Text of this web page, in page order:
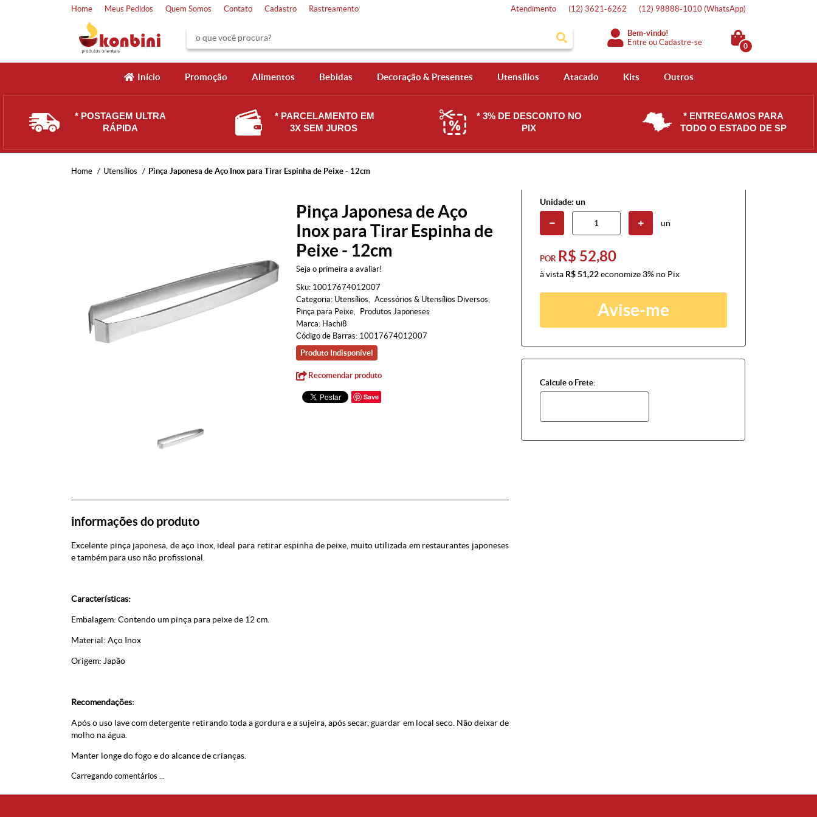
Home Meus Pedidos Quem Somos Contato Cadastro Rastreamento Atendimento (12) 3621-6262 (12) 98888-1010 (WhatsApp)
Bem-vindo!
Entre ouCadastre-se 0
Início Promoção Alimentos Bebidas Decoração & Presentes Utensílios Atacado Kits Outros
* POSTAGEM ULTRA
RÁPIDA
* PARCELAMENTO EM
3X SEM JUROS
* 3% DE DESCONTO NO
PIX
* ENTREGAMOS PARA
TODO O ESTADO DE SP
Home Utensílios Pinça Japonesa de Aço Inox para Tirar Espinha de Peixe - 12cm
Pinça Japonesa de Aço
Inox para Tirar Espinha de
Peixe - 12cm
Seja o primeira a avaliar!
Sku: 10017674012007
Categoria: Utensílios
Acessórios & Utensílios Diversos
Pinça para Peixe
Produtos Japoneses
Marca: Hachi8
Código de Barras: 10017674012007
Produto Indisponível
Recomendar produto
Save
Unidade: un
un
POR R$ 52,80
à vista R$ 51,22economize 3% no Pix
Avise-me
Calcule o Frete:
informações do produto
Excelente pinça japonesa, de aço inox, ideal para retirar espinha de peixe, muito utilizada em restaurantes japoneses
e também para uso não profissional.
Características:
Embalagem: Contendo um pinça para peixe de 12 cm.
Material: Aço Inox
Origem: Japão
Recomendações:
Após o uso lave com detergente retirando toda a gordura e a sujeira, após secar, guardar em local seco. Não deixar de
molho na água.
Manter longe do fogo e do alcance de crianças.
Carregando comentários ...